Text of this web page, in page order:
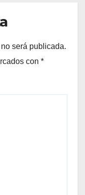
será publicada.
con *